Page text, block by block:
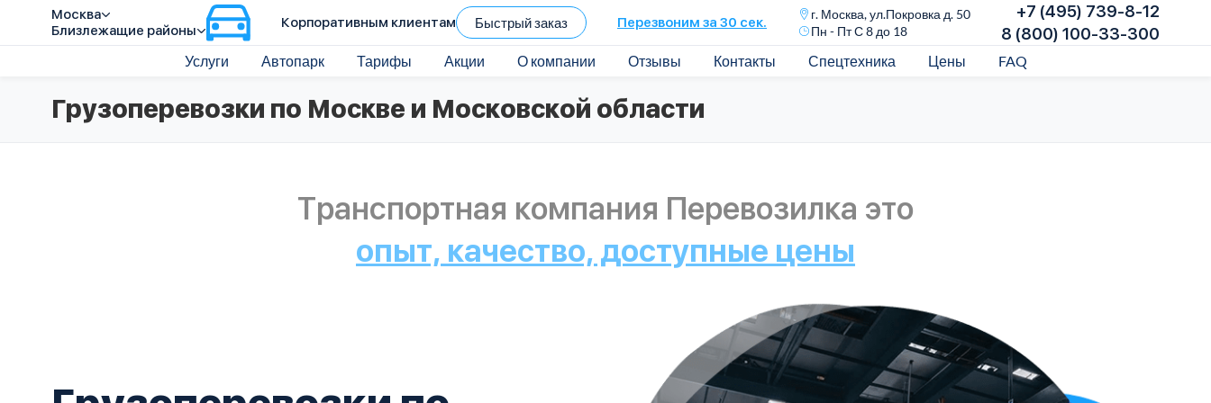
Москва
Близлежащие районы
Корпоративным клиентам Быстрый заказ Перезвоним за 30 сек.
г. Москва, ул.Покровка д. 50
Пн - Пт С 8 до 18
+7 (495) 739-8-12
8 (800) 100-33-300
Услуги Автопарк Тарифы Акции О компании Отзывы Контакты Спецтехника Цены FAQ
Грузоперевозки по Москве и Московской области
Транспортная компания Перевозилка это
опыт, качество, доступные цены